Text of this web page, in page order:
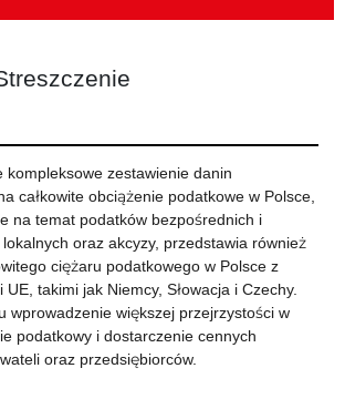
kompleksowe zestawienie danin
całkowite obciążenie podatkowe w Polsce,
na temat podatków bezpośrednich i
oraz akcyzy, przedstawia również
ciężaru podatkowego w Polsce z
takimi jak Niemcy, Słowacja i Czechy.
wprowadzenie większej przejrzystości w
podatkowy i dostarczenie cennych
oraz przedsiębiorców.